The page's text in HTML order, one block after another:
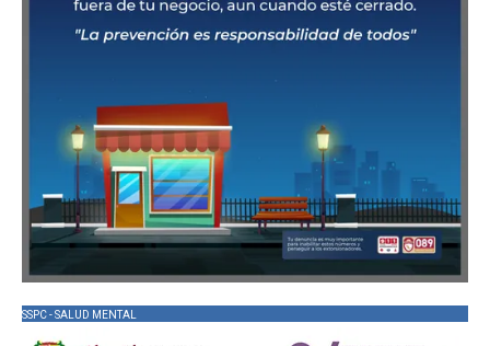
SSPC - SALUD MENTAL